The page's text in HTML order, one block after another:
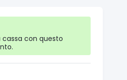
cassa con questo